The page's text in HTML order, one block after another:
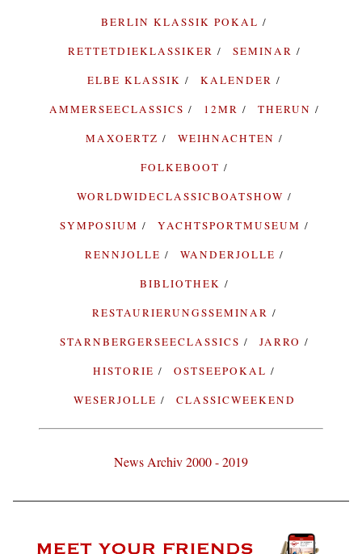
BERLIN KLASSIK POKAL
RETTETDIEKLASSIKER
SEMINAR
ELBE KLASSIK
KALENDER
AMMERSEECLASSICS
12MR
THERUN
MAXOERTZ
WEIHNACHTEN
FOLKEBOOT
WORLDWIDECLASSICBOATSHOW
SYMPOSIUM
YACHTSPORTMUSEUM
RENNJOLLE
WANDERJOLLE
BIBLIOTHEK
RESTAURIERUNGSSEMINAR
STARNBERGERSEECLASSICS
JARRO
HISTORIE
OSTSEEPOKAL
WESERJOLLE
CLASSICWEEKEND
News Archiv 2000 - 2019